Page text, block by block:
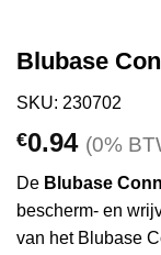
Blubase
SKU: 230702
€0.94 (0%
De Blubase
bescherm- en
van het Blubase